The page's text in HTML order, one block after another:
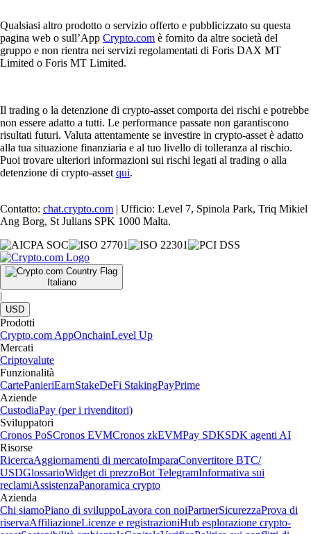
Qualsiasi altro prodotto o servizio offerto e pubblicizzato su questa
pagina web o sull’App Crypto.com è fornito da altre società del
gruppo e non rientra nei servizi regolamentati di Foris DAX MT
Limited o Foris MT Limited.
Il trading o la detenzione di crypto-asset comporta dei rischi e potrebbe
non essere adatto a tutti. Le performance passate non garantiscono
risultati futuri. Valuta attentamente se investire in crypto-asset è adatto
alla tua situazione finanziaria e al tuo livello di tolleranza al rischio.
Puoi trovare ulteriori informazioni sui rischi legati al trading o alla
detenzione di crypto-asset qui.
Contatto: chat.crypto.com | Ufficio: Level 7, Spinola Park, Triq Mikiel
Ang Borg, St Julians SPK 1000 Malta.
Italiano
|
USD
Prodotti
Crypto.com AppOnchainLevel Up
Mercati
Criptovalute
Funzionalità
CartePanieriEarnStakeDeFi StakingPayPrime
Aziende
CustodiaPay (per i rivenditori)
Sviluppatori
Cronos PoSCronos EVMCronos zkEVMPay SDKSDK agenti AI
Risorse
RicercaAggiornamenti di mercatoImparaConvertitore BTC/
USDGlossarioWidget di prezzoBot TelegramInformativa sui
reclamiAssistenzaPanoramica crypto
Azienda
Chi siamoPiano di sviluppoLavora con noiPartnerSicurezzaProva di
riservaAffiliazioneLicenze e registrazioniHub esplorazione crypto-